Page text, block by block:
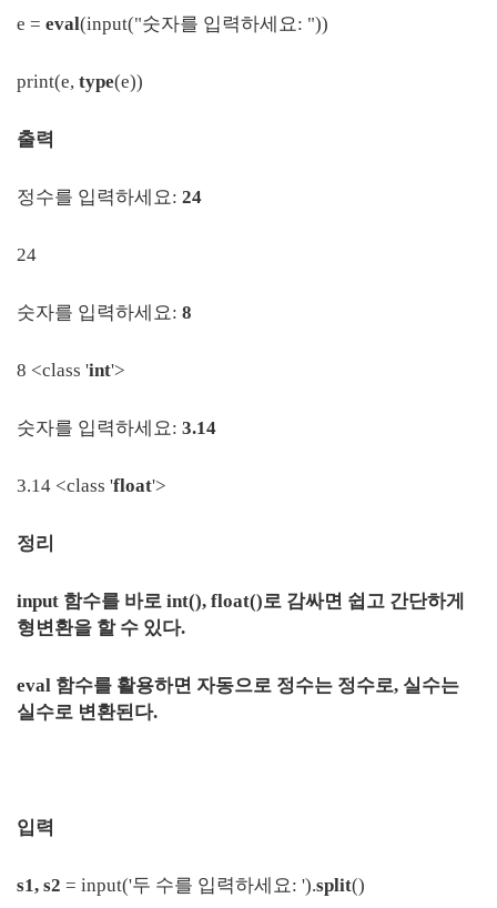
e = eval(input("숫자를 입력하세요: "))
print(e, type(e))
출력
정수를 입력하세요: 24
24
숫자를 입력하세요: 8
8 <class 'int'>
숫자를 입력하세요: 3.14
3.14 <class 'float'>
정리
input 함수를 바로 int(), float()로 감싸면 쉽고 간단하게
형변환을 할 수 있다.
eval 함수를 활용하면 자동으로 정수는 정수로, 실수는
실수로 변환된다.
입력
s1, s2 = input('두 수를 입력하세요: ').split()